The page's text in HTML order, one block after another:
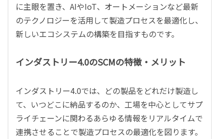
に主眼を置き、AIやIoT、オートメーションなど最新
のテクノロジーを活用して製造プロセスを最適化し、
新しいエコシステムの構築を目指すものです。
インダストリー4.0のSCMの特徴・メリット
インダストリー4.0では、どの製品をどれだけ製造し
て、いつどこに納品するのか、工場を中心としてサプ
ライチェーンに関わるあらゆる情報をリアルタイムで
連携させることで製造プロセスの最適化を図ります。